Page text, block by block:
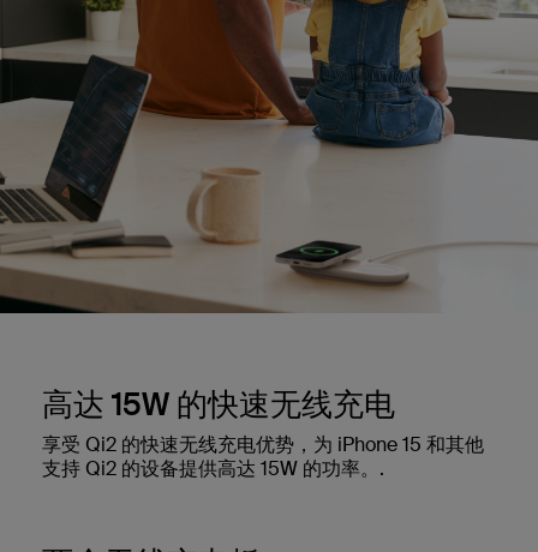
高达 15W 的快速无线充电
享受 Qi2 的快速无线充电优势，为 iPhone 15 和其他
支持 Qi2 的设备提供高达 15W 的功率。.